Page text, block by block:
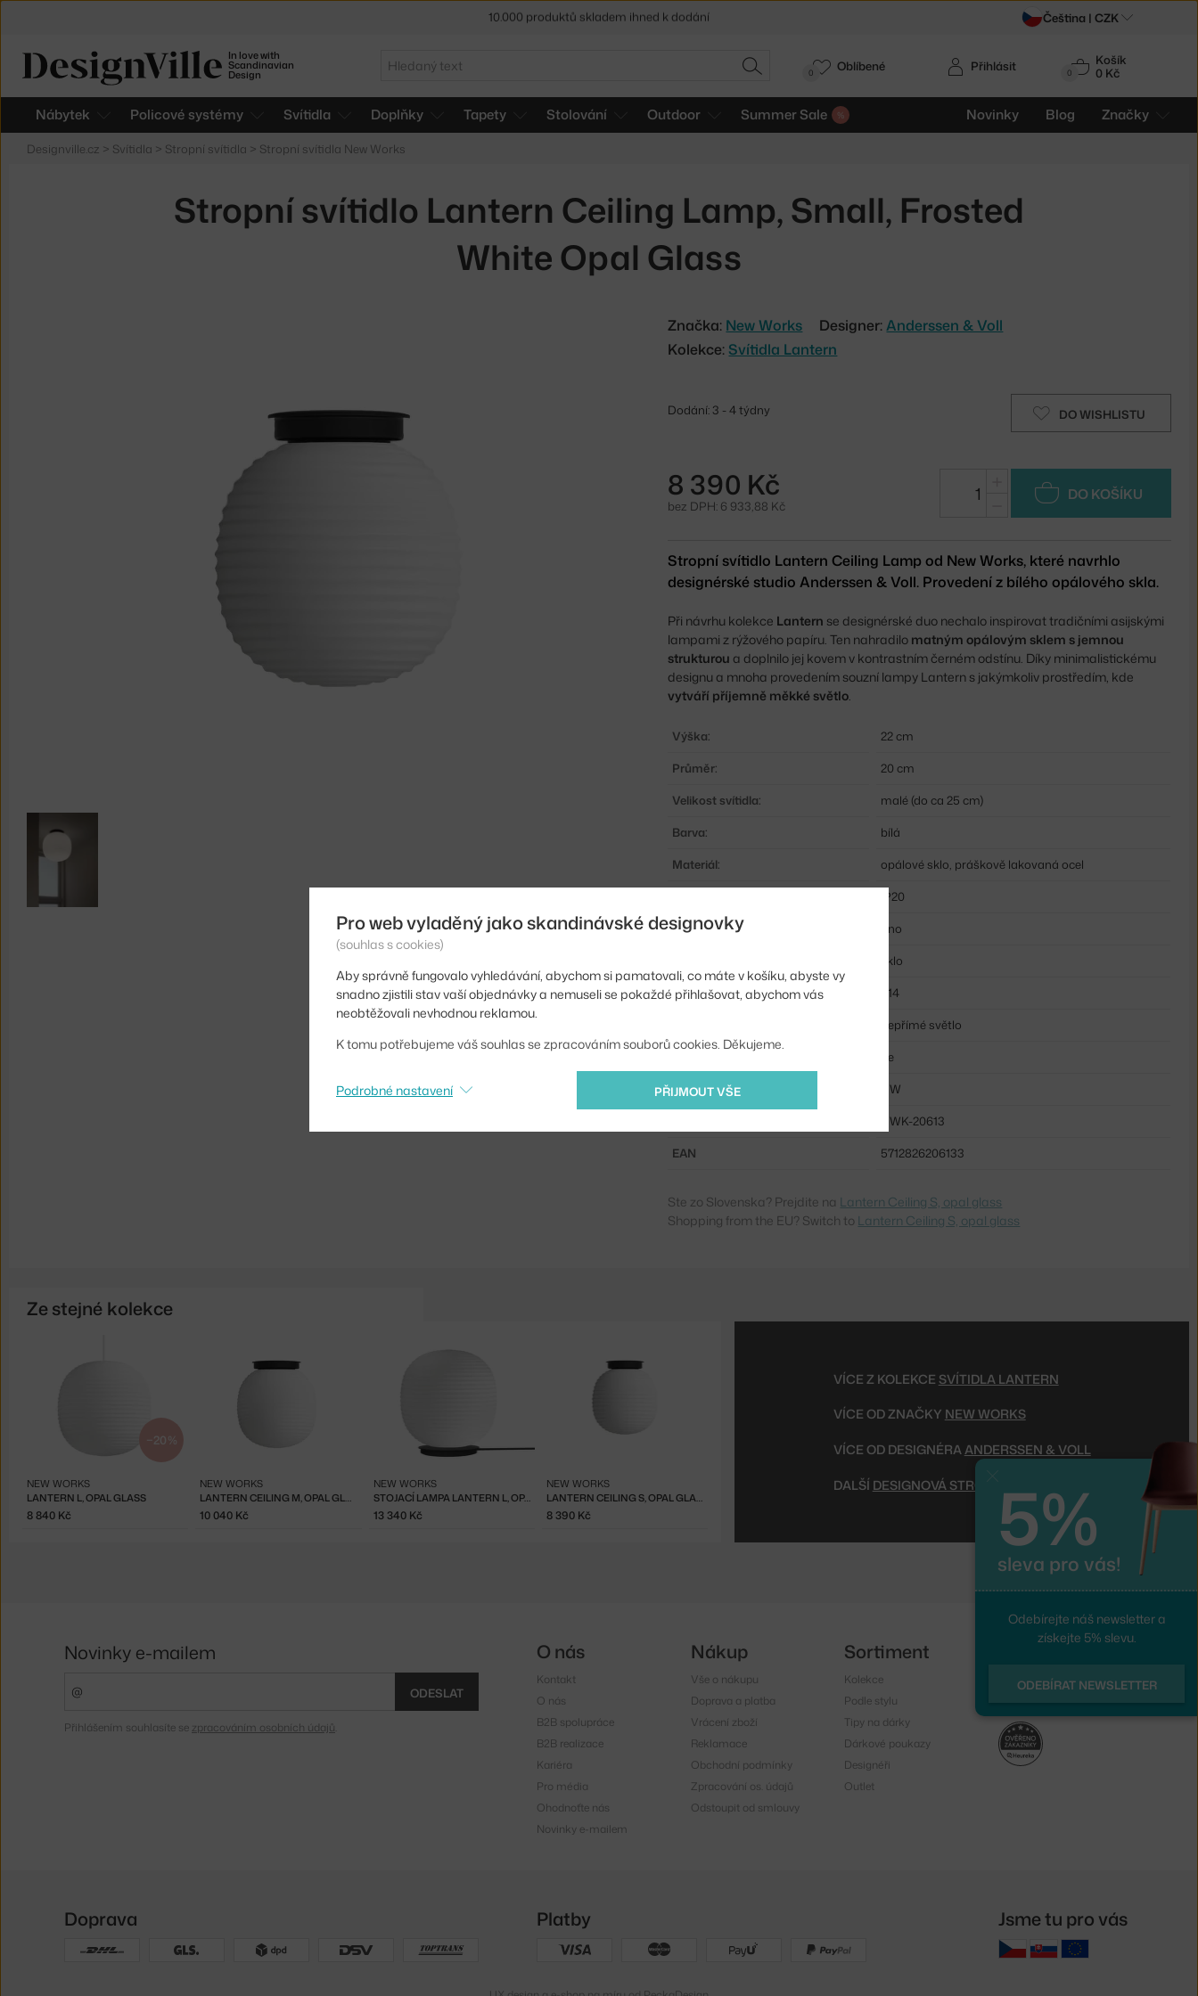
In love with
Scandinavian
Design
Hledat
HLEDAT 0
Košík
0 Kč
Nábytek Policové systémy Svítidla Doplňky Tapety Stolování Outdoor Summer Sale Novinky Blog Značky
Přihlásit
0 Oblíbené
Designville.cz > Svítidla > Stropní svítidla > Stropní svítidla New Works
Stropní svítidlo Lantern Ceiling Lamp, Small, Frosted
White Opal Glass
Značka: New Works Designer:Anderssen & Voll
Kolekce: Svítidla Lantern
DO WISHLISTU
Dodání: 3 - 4 týdny
8 390 Kč
bez DPH: 6 933,88 Kč
DO KOŠÍKU
Stropní svítidlo Lantern Ceiling Lamp od New Works, které navrhlo
designérské studio Anderssen & Voll. Provedení z bílého opálového skla.
Při návrhu kolekce Lantern se designérské duo nechalo inspirovat tradičními asijskými
lampami z rýžového papíru. Ten nahradilo matným opálovým sklem s jemnou
strukturou a doplnilo jej kovem v kontrastním černém odstínu. Díky minimalistickému
designu a mnoha provedením souzní lampy Lantern s jakýmkoliv prostředím, kde
vytváří příjemně měkké světlo
Výška:
22 cm
Průměr:
20 cm
Velikost svítidla:
malé (do ca 25 cm)
Barva:
bílá
Materiál:
opálové sklo, práškově lakovaná ocel
IP20
Obsahuje stropní krytku:
ano
sklo
Patice / zdroj:
E14
nepřímé světlo
Zdroj součástí:
ne
Max Watt (LED):
7 W
NWK-20613
EAN
5712826206133
Ste zo Slovenska? Prejdite na Lantern Ceiling S, opal glass
Shopping from the EU? Switch to Lantern Ceiling S, opal glass
Ze stejné kolekce
−20 %
LANTERN L, OPAL GLASS
NEW WORKS
8 840 Kč
LANTERN CEILING M, OPAL GLASS
NEW WORKS
10 040 Kč
STOJACÍ LAMPA LANTERN L, OPAL GLASS
NEW WORKS
13 340 Kč
LANTERN CEILING S, OPAL GLASS
NEW WORKS
8 390 Kč
VÍCE Z KOLEKCE SVÍTIDLA LANTERN
VÍCE OD ZNAČKY NEW WORKS
VÍCE OD DESIGNÉRAANDERSSEN & VOLL
DALŠÍ DESIGNOVÁ STROPNÍ SVÍTIDLA
Sleva 5 % pro odběratelenewsletteru Čeština | CZK
Pro web vyladěný jako skandinávské designovky
(souhlas s cookies)
Aby správně fungovalo vyhledávání, abychom si pamatovali, co máte v košíku, abyste vy
snadno zjistili stav vaší objednávky a nemuseli se pokaždé přihlašovat, abychom vás
neobtěžovali nevhodnou reklamou.
K tomu potřebujeme váš souhlas se zpracováním souborů cookies. Děkujeme.
PŘIJMOUT VŠE
Podrobné nastavení
5%
sleva pro vás!
Odebírejte náš newsletter a
získejte 5% slevu.
ODEBÍRAT NEWSLETTER
Novinky e-mailem
ODESLAT
Přihlášením souhlasíte se zpracováním osobních údajů
O nás
Kontakt
O nás
B2B spolupráce
B2B realizace
Kariéra
Pro média
Ohodnoťte nás
Novinky e-mailem
Nákup
Vše o nákupu
Doprava a platba
Vrácení zboží
Reklamace
Obchodní podmínky
Zpracování os. údajů
Odstoupit od smlouvy
Sortiment
Kolekce
Podle stylu
Tipy na dárky
Dárkové poukazy
Designéři
Outlet
Sledujte nás
Instagram
Doprava Platby Jsme tu pro vás